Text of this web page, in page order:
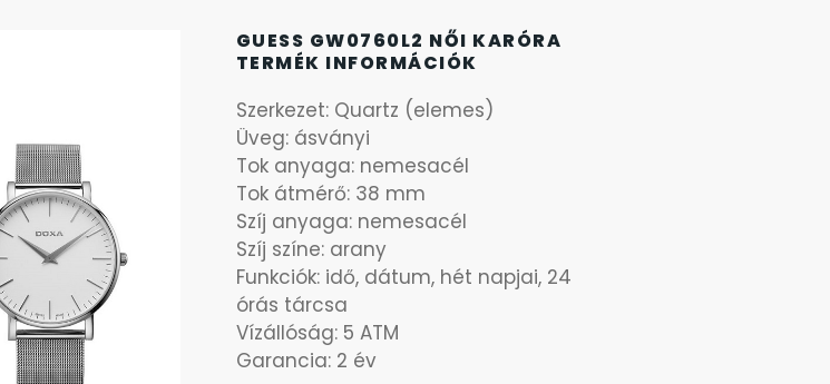
GUESS GW0760L2 NŐI KARÓRA
TERMÉK INFORMÁCIÓK
Szerkezet: Quartz (elemes)
Üveg: ásványi
Tok anyaga: nemesacél
Tok átmérő: 38 mm
Szíj anyaga: nemesacél
Szíj színe: arany
Funkciók: idő, dátum, hét napjai, 24
órás tárcsa
Vízállóság: 5 ATM
Garancia: 2 év